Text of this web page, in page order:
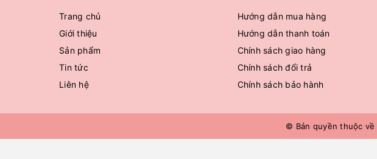
Trang chủ
Giới thiệu
Sản phẩm
Tin tức
Liên hệ
Hướng dẫn mua hàng
Hướng dẫn thanh toán
Chính sách giao hàng
Chính sách đổi trả
Chính sách bảo hành
© Bản quyền thuộc về